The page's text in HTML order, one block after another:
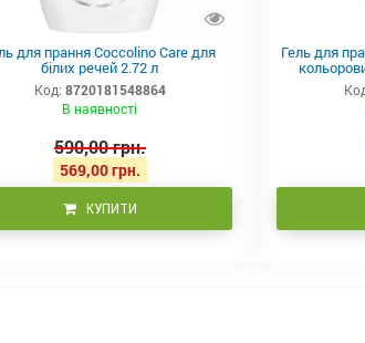
для прання Coccolino Care для
білих речей 2.72 л
Код: 8720181548864
В наявності
590,00 грн.
569,00 грн.
КУПИТИ
Гель для